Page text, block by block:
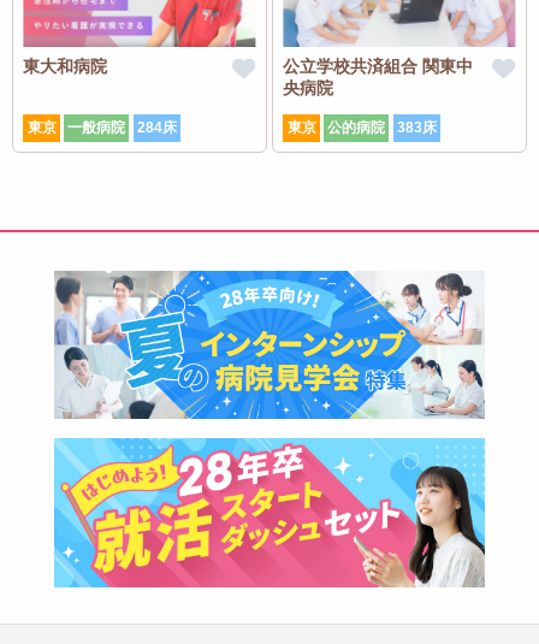
東大和病院
東京 一般病院 284床
公立学校共済組合 関東中
央病院
東京 公的病院 383床